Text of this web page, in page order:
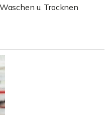
u. Trocknen